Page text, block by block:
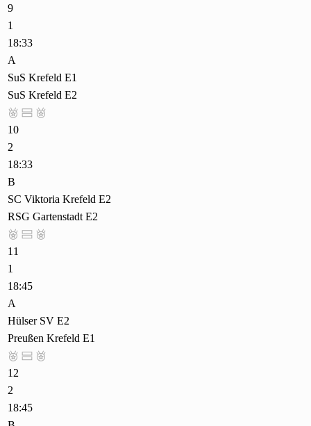
9
1
18:33
A
SuS Krefeld E1
SuS Krefeld E2
  
10
2
18:33
B
SC Viktoria Krefeld E2
RSG Gartenstadt E2
  
11
1
18:45
A
Hülser SV E2
Preußen Krefeld E1
  
12
2
18:45